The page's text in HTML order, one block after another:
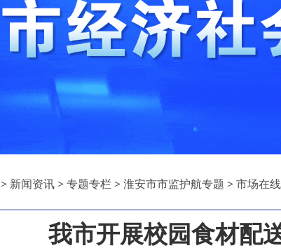
> 新闻资讯 > 专题专栏 > 淮安市市监护航专题 > 市场在线
我市开展校园食材配